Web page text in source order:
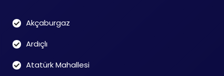
Akçaburgaz
Ardıçlı
Atatürk Mahallesi